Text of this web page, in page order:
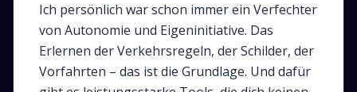
Ich persönlich war schon immer ein Verfechter
von Autonomie und Eigeninitiative. Das
Erlernen der Verkehrsregeln, der Schilder, der
Vorfahrten – das ist die Grundlage. Und dafür